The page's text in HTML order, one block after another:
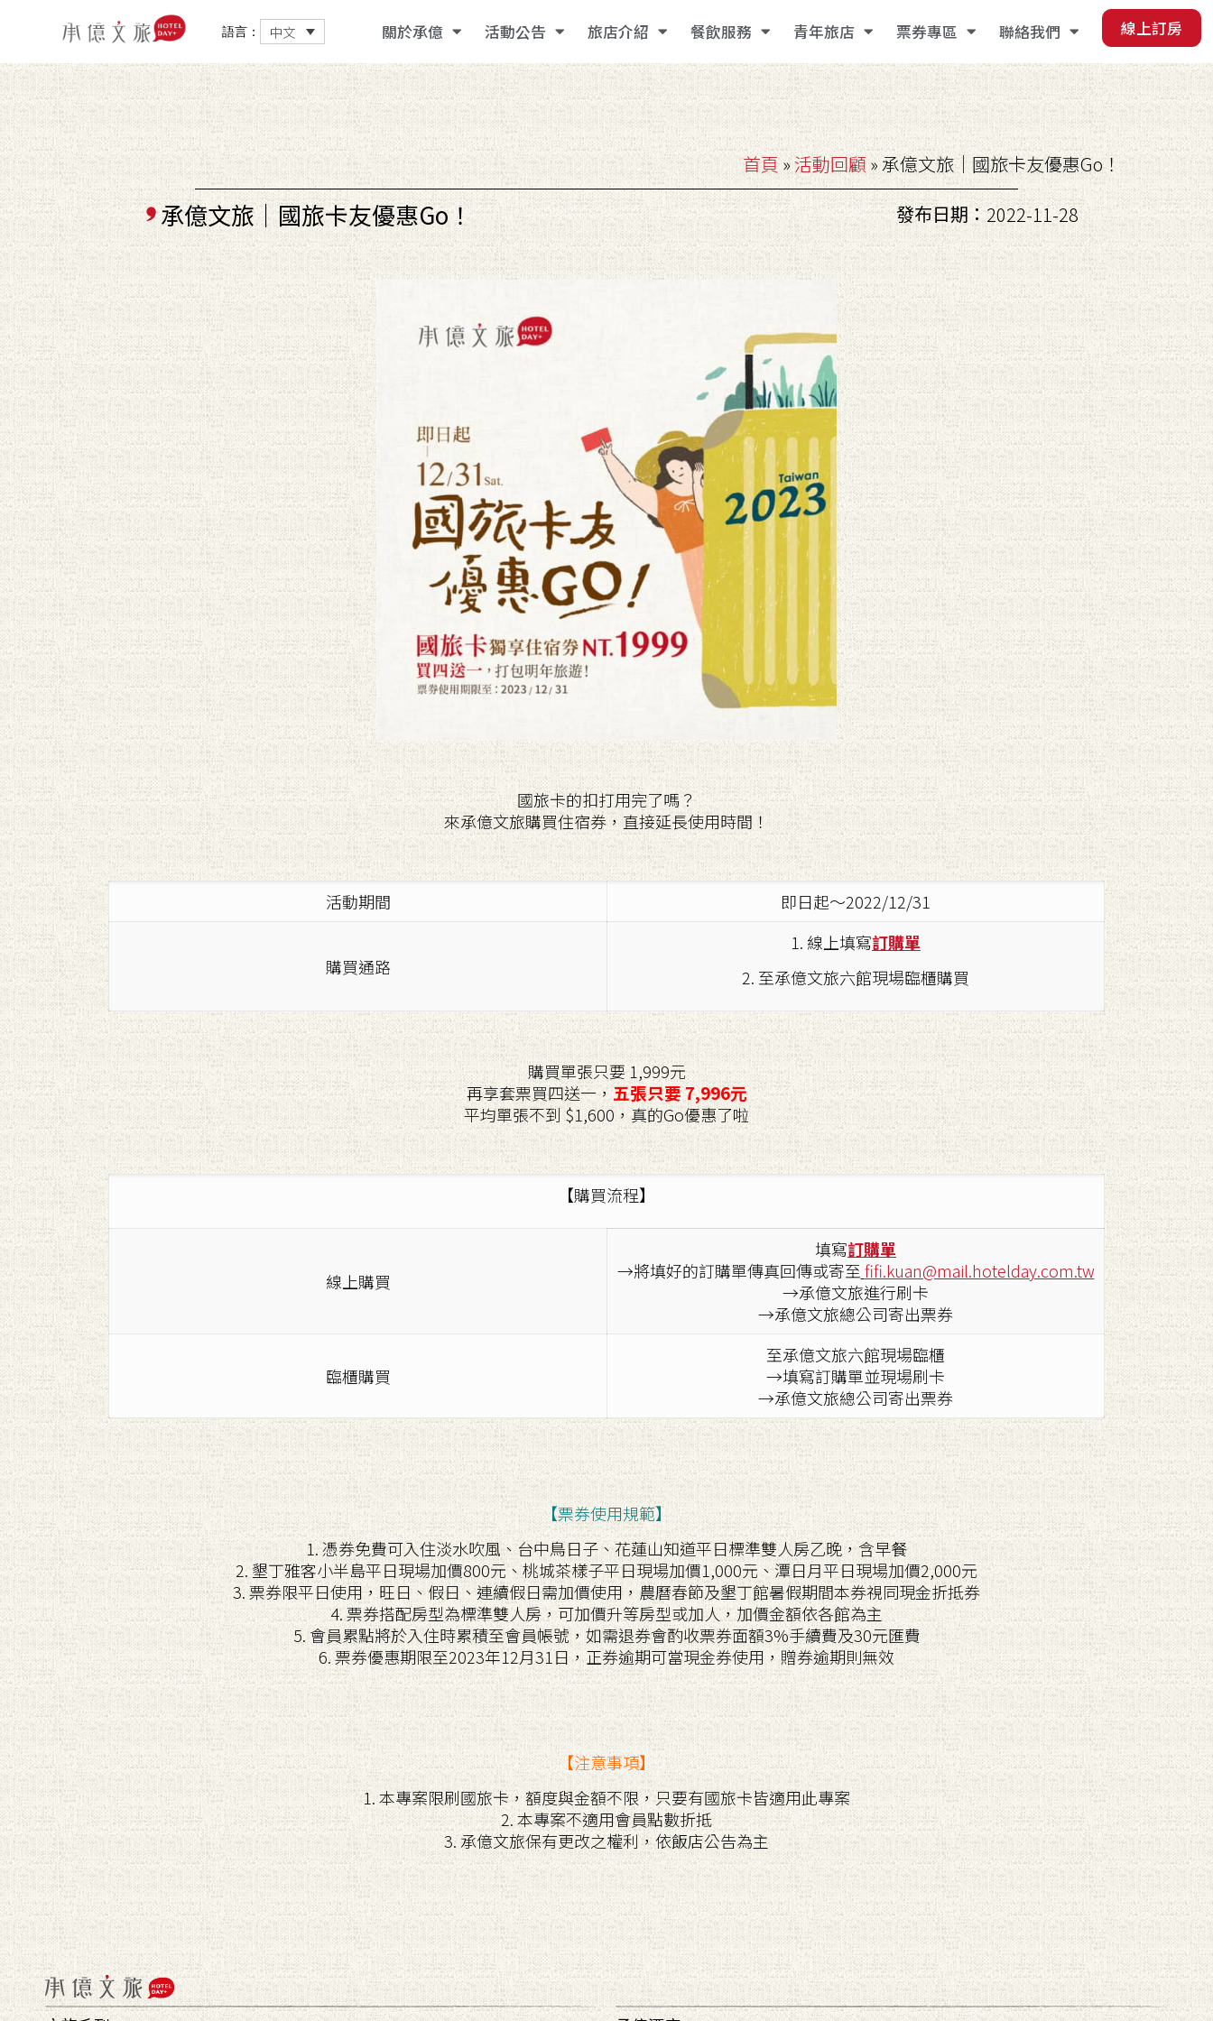
語言： 中文 關於承億 活動公告 旅店介紹 餐飲服務 青年旅店 票券專區 聯絡我們 線上訂房
首頁»活動回顧 »承億文旅｜國旅卡友優惠Go！
承億文旅｜國旅卡友優惠Go！ 發布日期：2022-11-28
國旅卡的扣打用完了嗎？
來承億文旅購買住宿券，直接延長使用時間！
活動期間 即日起～2022/12/31
購買通路
1. 線上填寫訂購單
2. 至承億文旅六館現場臨櫃購買
購買單張只要 1,999元
再享套票買四送一，五張只要 7,996元
平均單張不到 $1,600，真的Go優惠了啦
【購買流程】
線上購買
填寫訂購單
→將填好的訂購單傳真回傳或寄至 fifi.kuan@mail.hotelday.com.tw
→承億文旅進行刷卡
→承億文旅總公司寄出票券
臨櫃購買
至承億文旅六館現場臨櫃
→填寫訂購單並現場刷卡
→承億文旅總公司寄出票券
【票券使用規範】
1. 憑券免費可入住淡水吹風、台中鳥日子、花蓮山知道平日標準雙人房乙晚，含早餐
2. 墾丁雅客小半島平日現場加價800元、桃城茶樣子平日現場加價1,000元、潭日月平日現場加價2,000元
3. 票券限平日使用，旺日、假日、連續假日需加價使用，農曆春節及墾丁館暑假期間本券視同現金折抵券
4. 票券搭配房型為標準雙人房，可加價升等房型或加人，加價金額依各館為主
5. 會員累點將於入住時累積至會員帳號，如需退券會酌收票券面額3%手續費及30元匯費
6. 票券優惠期限至2023年12月31日，正券逾期可當現金券使用，贈券逾期則無效
【注意事項】
1. 本專案限刷國旅卡，額度與金額不限，只要有國旅卡皆適用此專案
2. 本專案不適用會員點數折抵
3. 承億文旅保有更改之權利，依飯店公告為主